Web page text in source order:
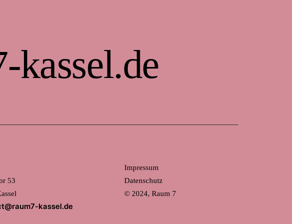
kassel.de
53
kassel.de
Impressum
Datenschutz
© 2024, Raum 7